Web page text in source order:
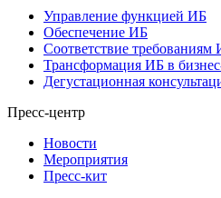
Управление функцией ИБ
Обеспечение ИБ
Соответствие требованиям
Трансформация ИБ в
Дегустационная
Пресс-центр
Новости
Мероприятия
Пресс-кит